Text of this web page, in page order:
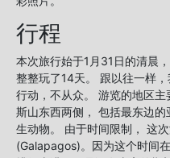
行程
本次旅行始于1月31日的清晨
整整玩了14天。 跟以往一样
行动，不从众。 游览的地区
斯山东西两侧， 包括最东边
生动物。 由于时间限制， 这
(Galapagos)。因为这个时间